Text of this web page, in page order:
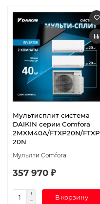
Мультисплит система
DAIKIN серии Comfora
2MXM40A/FTXP20N/FTXP
20N
Мульлти Comfora
357 970 ₽
В корзину